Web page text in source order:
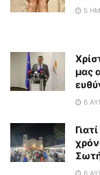
5
μας
6
6